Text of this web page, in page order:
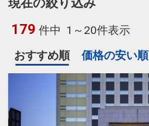
現在の絞り込み
179 件中 1～20件表示
おすすめ順
価格の安い順